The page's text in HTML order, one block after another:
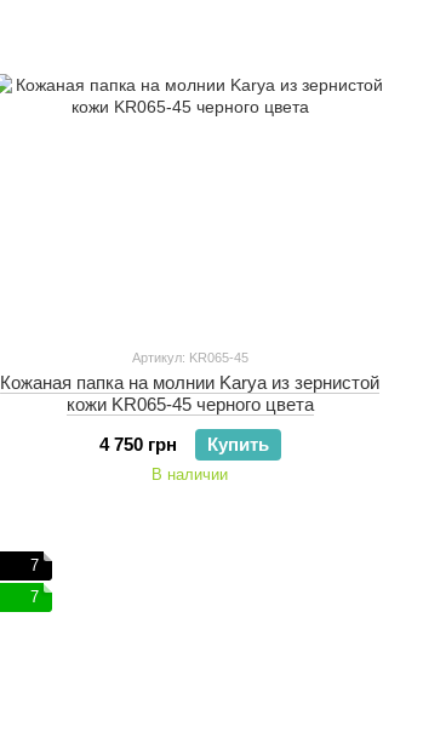
Артикул: KR065-45
Кожаная папка на молнии Karya из зернистой
кожи KR065-45 черного цвета
4 750 грн
Купить
В наличии
7
7